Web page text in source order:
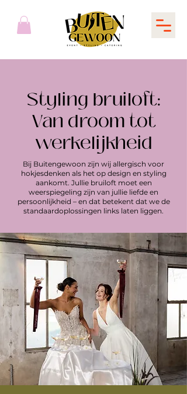
Styling bruiloft:
Van droom tot
werkelijkheid
Bij Buitengewoon zijn wij allergisch voor
hokjesdenken als het op design en styling
aankomt. Jullie bruiloft moet een
weerspiegeling zijn van jullie liefde en
persoonlijkheid – en dat betekent dat we de
standaardoplossingen links laten liggen.